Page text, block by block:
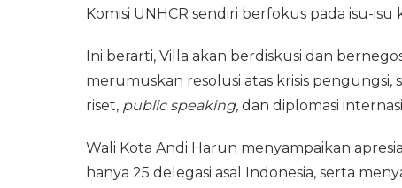
Komisi UNHCR sendiri berfokus pada isu-
Ini berarti, Villa akan berdiskusi dan
merumuskan resolusi atas krisis
riset, public speaking, dan diplomasi
Wali Kota Andi Harun menyampaikan
hanya 25 delegasi asal Indonesia, serta